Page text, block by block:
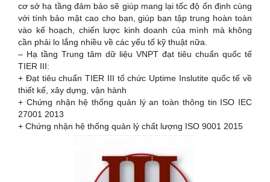
cơ sở hạ tầng đảm bảo sẽ giúp mang lại tốc độ ổn định cùng
với tính bảo mật cao cho bạn, giúp bạn tập trung hoàn toàn
vào kế hoạch, chiến lược kinh doanh của mình mà không
cần phải lo lắng nhiều về các yếu tố kỹ thuật nữa.
– Hạ tầng Trung tâm dữ liệu VNPT đạt tiêu chuẩn quốc tế
TIER III:
+ Đạt tiêu chuẩn TIER III tổ chức Uptime Inslutite quốc tế về
thiết kế, xây dựng, vận hành
+ Chứng nhận hệ thống quản lý an toàn thông tin ISO IEC
27001 2013
+ Chứng nhận hệ thống quản lý chất lượng ISO 9001 2015